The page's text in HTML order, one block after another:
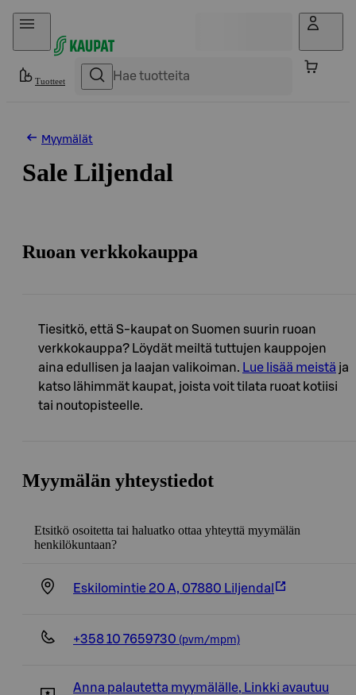
Hyppää sisältöön
Tuotteet
Myymälät
Sale Liljendal
Ruoan verkkokauppa
Tiesitkö, että S-kaupat on Suomen suurin ruoan
verkkokauppa? Löydät meiltä tuttujen kauppojen
aina edullisen ja laajan valikoiman. Lue lisää meistä ja
katso lähimmät kaupat, joista voit tilata ruoat kotiisi
tai noutopisteelle.
Myymälän yhteystiedot
Etsitkö osoitetta tai haluatko ottaa yhteyttä myymälän
henkilökuntaan?
Eskilomintie 20 A, 07880 Liljendal
+358 10 7659730 (pvm/mpm)
Anna palautetta myymälälle, Linkki avautuu